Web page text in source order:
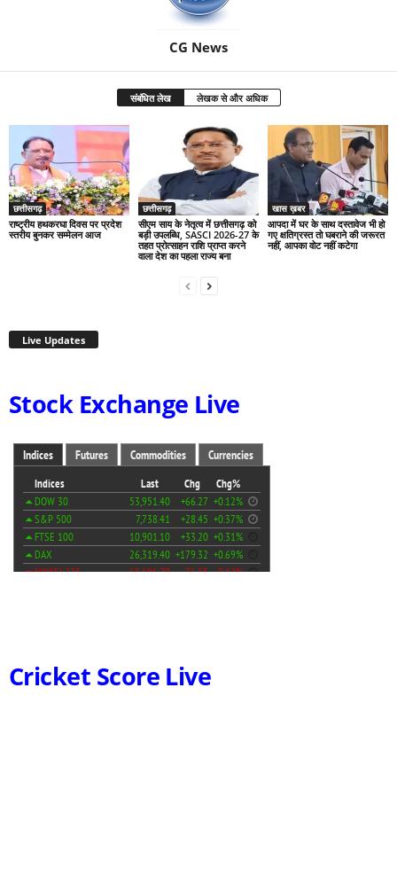
CG News
संबंधित लेख लेखक से और अधिक
छत्तीसगढ़
राष्ट्रीय हथकरघा दिवस पर प्रदेश
स्तरीय बुनकर सम्मेलन आज
छत्तीसगढ़
सीएम साय के नेतृत्व में छत्तीसगढ़ को
बड़ी उपलब्धि, SASCI 2026-27 के
तहत प्रोत्साहन राशि प्राप्त करने
वाला देश का पहला राज्य बना
खास ख़बर
आपदा में घर के साथ दस्तावेज भी हो
गए क्षतिग्रस्त तो घबराने की जरूरत
नहीं, आपका वोट नहीं कटेगा
Live Updates
Stock Exchange Live
Cricket Score Live